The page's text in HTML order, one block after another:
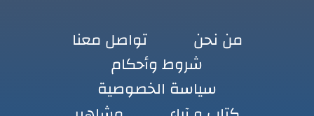
من نحن
تواصل معنا
شروط وأحكام
سياسة الخصوصية